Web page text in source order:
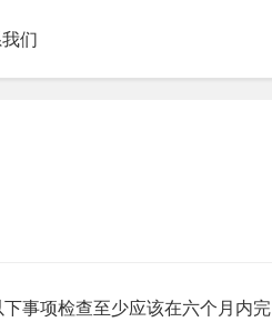
们
事项检查至少应该在六个月内完